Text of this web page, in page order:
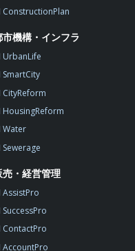
ConstructionPlan
市機構・インフラ
UrbanLife
SmartCity
CityReform
HousingReform
Water
Sewerage
売・経営管理
AssistPro
SuccessPro
ContactPro
AccountPro